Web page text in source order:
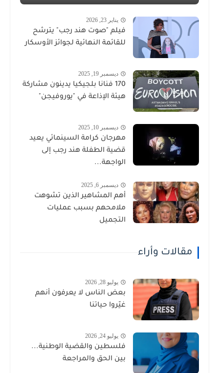
يناير 23, 2026
فيلم "صوت هند رجب" يترشح
للقائمة النهائية لجوائز الأوسكار
ديسمبر 19, 2025
170 فنانا بلجيكيا يدينون مشاركة
هيئة الإذاعة في "يوروفيجن"
ديسمبر 10, 2025
مهرجان كرامة السينمائي يعيد
قضية الطفلة هند رجب إلى
الواجهة...
ديسمبر 6, 2025
أهم المشاهير الذين تشوهت
ملامحهم بسبب عمليات
التجميل
مقالات وأراء
يوليو 28, 2026
بعض الناس لا يعرفون أنهم
غيّروا حياتنا
يوليو 24, 2026
فلسطين والقضية الوطنية...
بين الحق والمراجعة